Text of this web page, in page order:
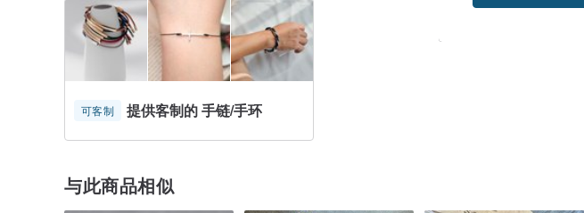
可客制 提供客制的 手链/手环
与此商品相似